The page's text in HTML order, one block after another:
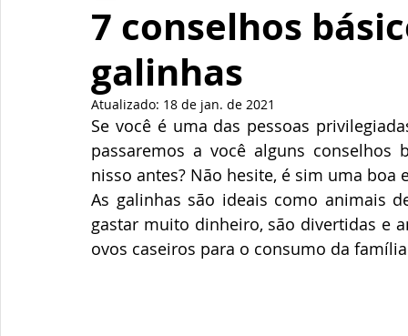
7 conselhos
galinhas
Atualizado: 18 de jan. de 2021
Se você é uma das pessoas
passaremos a você alguns conselhos
nisso antes? Não hesite, é sim uma boa
As galinhas são ideais como animais
gastar muito dinheiro, são divertidas e
ovos caseiros para o consumo da